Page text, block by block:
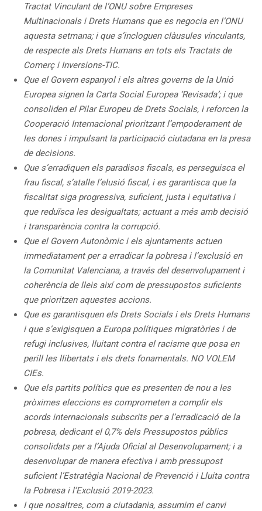
Tractat Vinculant de l’ONU sobre Empreses
Multinacionals i Drets Humans que es negocia en l’ONU
aquesta setmana; i que s’incloguen clàusules vinculants,
de respecte als Drets Humans en tots els Tractats de
Comerç i Inversions-TIC.
Que el Govern espanyol i els altres governs de la Unió
Europea signen la Carta Social Europea ‘Revisada’; i que
consoliden el Pilar Europeu de Drets Socials, i reforcen la
Cooperació Internacional prioritzant l’empoderament de
les dones i impulsant la participació ciutadana en la presa
de decisions.
Que s’erradiquen els paradisos fiscals, es perseguisca el
frau fiscal, s’atalle l’elusió fiscal, i es garantisca que la
fiscalitat siga progressiva, suficient, justa i equitativa i
que reduïsca les desigualtats; actuant a més amb decisió
i transparència contra la corrupció.
Que el Govern Autonòmic i els ajuntaments actuen
immediatament per a erradicar la pobresa i l’exclusió en
la Comunitat Valenciana, a través del desenvolupament i
coherència de lleis així com de pressupostos suficients
que prioritzen aquestes accions.
Que es garantisquen els Drets Socials i els Drets Humans
i que s’exigisquen a Europa polítiques migratòries i de
refugi inclusives, lluitant contra el racisme que posa en
perill les llibertats i els drets fonamentals. NO VOLEM
CIEs.
Que els partits polítics que es presenten de nou a les
pròximes eleccions es comprometen a complir els
acords internacionals subscrits per a l’erradicació de la
pobresa, dedicant el 0,7% dels Pressupostos públics
consolidats per a l’Ajuda Oficial al Desenvolupament; i a
desenvolupar de manera efectiva i amb pressupost
suficient l’Estratègia Nacional de Prevenció i Lluita contra
la Pobresa i l’Exclusió 2019-2023.
I que nosaltres, com a ciutadania, assumim el canvi